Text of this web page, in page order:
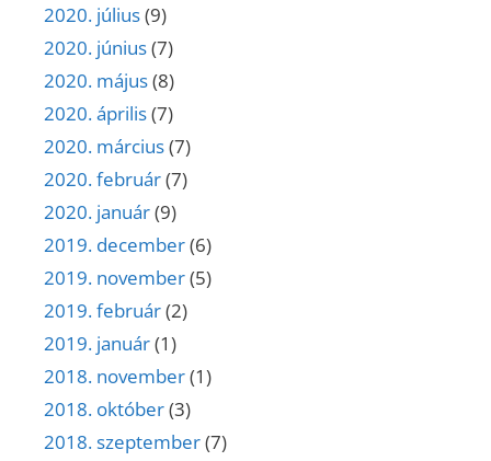
2020. július(9)
2020. június(7)
2020. május(8)
2020. április(7)
2020. március(7)
2020. február(7)
2020. január(9)
2019. december(6)
2019. november(5)
2019. február(2)
2019. január(1)
2018. november(1)
2018. október(3)
2018. szeptember(7)